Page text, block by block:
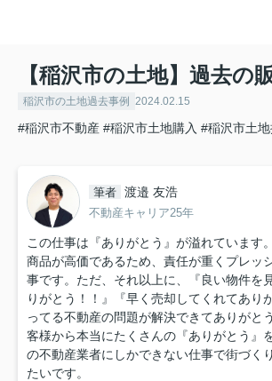
【稲沢市の土地】過去の
稲沢市の土地過去事例 2024.02.15
#稲沢市不動産 #稲沢市土地購入 #稲沢市土地
筆者 渡邉 友浩
不動産キャリア25年
この仕事は『ありがとう』が溢れています
商品が高価であるため、責任が重くプレッ
事です。ただ、それ以上に、『良い物件を
りがとう！！』『早く売却してくれてあり
ってる不動産の問題が解決できてありがと
客様から本当にたくさんの『ありがとう』
の不動産業者にしかできない仕事で街づく
たいです。